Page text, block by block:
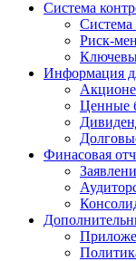
Система
Система
Риск-
Информация
Ценные
Финасовая